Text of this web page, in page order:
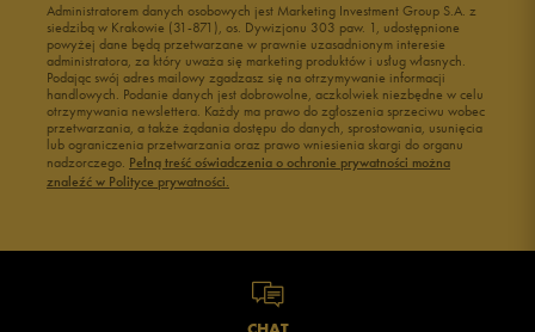
Administratorem danych osobowych jest Marketing Investment Group S.A. z
siedzibą w Krakowie (31-871), os. Dywizjonu 303 paw. 1, udostępnione
powyżej dane będą przetwarzane w prawnie uzasadnionym interesie
administratora, za który uważa się marketing produktów i usług własnych.
Podając swój adres mailowy zgadzasz się na otrzymywanie informacji
handlowych. Podanie danych jest dobrowolne, aczkolwiek niezbędne w celu
otrzymywania newslettera. Każdy ma prawo do zgłoszenia sprzeciwu wobec
przetwarzania, a także żądania dostępu do danych, sprostowania, usunięcia
lub ograniczenia przetwarzania oraz prawo wniesienia skargi do organu
nadzorczego. Pełną treść oświadczenia o ochronie prywatności można
znaleźć w Polityce prywatności.